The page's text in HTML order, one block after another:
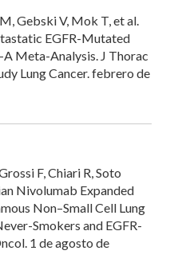
Gebski V, Mok T, et al.
EGFR-Mutated
Meta-Analysis. J Thorac
Lung Cancer. febrero de
F, Chiari R, Soto
Nivolumab Expanded
Non–Small Cell Lung
Smokers and EGFR-
1 de agosto de